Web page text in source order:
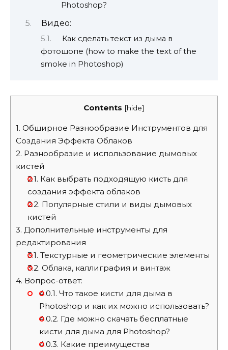
Photoshop?
Видео:
Как сделать текст из дыма в
фотошопе (how to make the text of the
smoke in Photoshop)
Contents [hide]
1. Обширное Разнообразие Инструментов для
Создания Эффекта Облаков
2. Разнообразие и использование дымовых
кистей
2.1. Как выбрать подходящую кисть для
создания эффекта облаков
2.2. Популярные стили и виды дымовых
кистей
3. Дополнительные инструменты для
редактирования
3.1. Текстурные и геометрические элементы
3.2. Облака, каллиграфия и винтаж
4. Вопрос-ответ:
4.0.1. Что такое кисти для дыма в
Photoshop и как их можно использовать?
4.0.2. Где можно скачать бесплатные
кисти для дыма для Photoshop?
4.0.3. Какие преимущества